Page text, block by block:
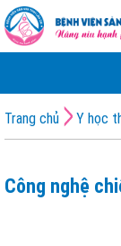
Trang chủ Y học
Công nghệ